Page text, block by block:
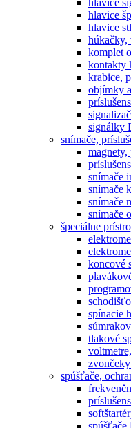
hlavice
hlavice
hlavice
húkačky,
komplet
kontakty
krabice,
objímky
signálky
snímače,
magnety,
snímače
snímače
snímače
snímače
špeciálne
koncové
spínacie
tlakové
spúšťače,